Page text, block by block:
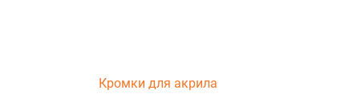
Кромки для акрила